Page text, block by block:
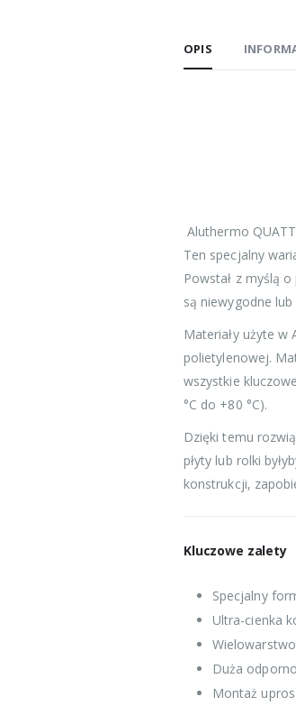
OPIS
Aluthermo
Ten specjalny
Powstał z myślą
są niewygodne
Materiały użyte
polietylenowej.
wszystkie
°C do +80 °C).
Dzięki temu
płyty lub rolki
konstrukcji,
Kluczowe zalety
Specjalny
Ultra-cienka
Duża
Montaż